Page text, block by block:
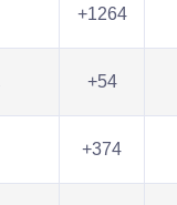
+1264
+54
+374